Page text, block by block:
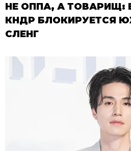
НЕ ОППА, А ТОВАРИЩ:
КНДР БЛОКИРУЕТСЯ
СЛЕНГ